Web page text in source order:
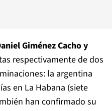
Giménez Cacho y
respectivamente de dos
la argentina
en La Habana (siete
han confirmado su